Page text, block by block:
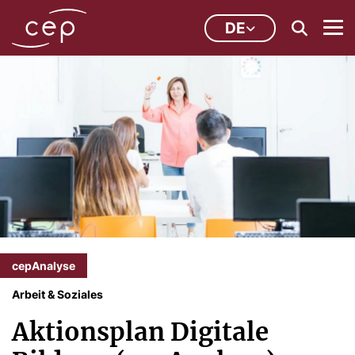
DE
cepAnalyse
Arbeit & Soziales
Aktionsplan Digitale